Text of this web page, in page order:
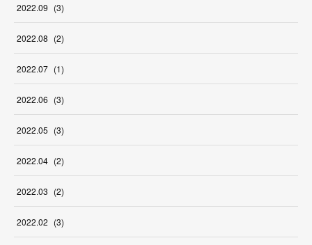
2022.09 (3)
2022.08 (2)
2022.07 (1)
2022.06 (3)
2022.05 (3)
2022.04 (2)
2022.03 (2)
2022.02 (3)